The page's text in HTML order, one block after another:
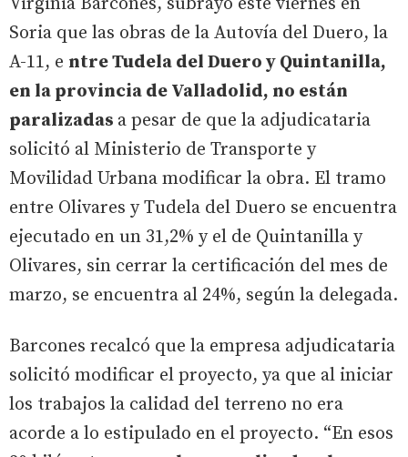
Soria que las obras de la Autovía del Duero, la
A-11, e ntre Tudela del Duero y Quintanilla,
en la provincia de Valladolid, no están
paralizadas a pesar de que la adjudicataria
solicitó al Ministerio de Transporte y
Movilidad Urbana modificar la obra. El tramo
entre Olivares y Tudela del Duero se encuentra
ejecutado en un 31,2% y el de Quintanilla y
Olivares, sin cerrar la certificación del mes de
marzo, se encuentra al 24%, según la delegada.
Barcones recalcó que la empresa adjudicataria
solicitó modificar el proyecto, ya que al iniciar
los trabajos la calidad del terreno no era
acorde a lo estipulado en el proyecto. “En esos